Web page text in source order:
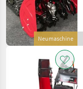
Neumaschine